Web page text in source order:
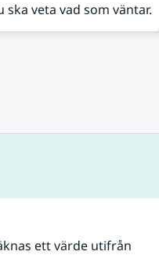
veta vad som väntar.
ett värde utifrån